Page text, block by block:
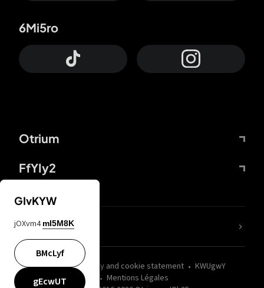
Otrium
FfYIy2
6Mi5ro
wZQPfd Privacy and cookie statement
KWUgwY
Mentions Légales
nLC6tu
GIvKYW
jOXvm4 mI5M8K
BMcLyf
gEcwUT